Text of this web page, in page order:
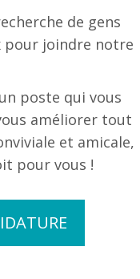
de gens
pour joindre notre
poste qui vous
améliorer tout
et amicale,
pour vous !